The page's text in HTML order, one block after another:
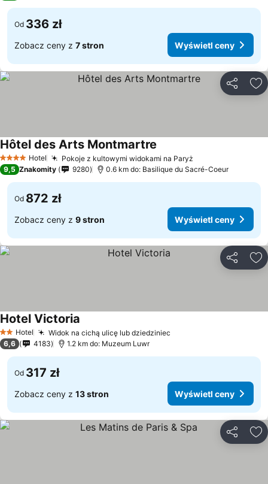
Od 336 zł
Zobacz ceny z 7 stron Wyświetl ceny
4 KategoriaHotel Pokoje z kultowymi widokami na Paryż
Hôtel des Arts Montmartre
9,5 Znakomity 9280 0.6 km do: Basilique du Sacré-Coeur
Od 872 zł
Zobacz ceny z 9 stron Wyświetl ceny
2 Kategoria
Hotel Widok na cichą ulicę lub dziedziniec
Hotel Victoria
6,6 4183 1.2 km do: Muzeum Luwr
Od 317 zł
Zobacz ceny z 13 stron Wyświetl ceny